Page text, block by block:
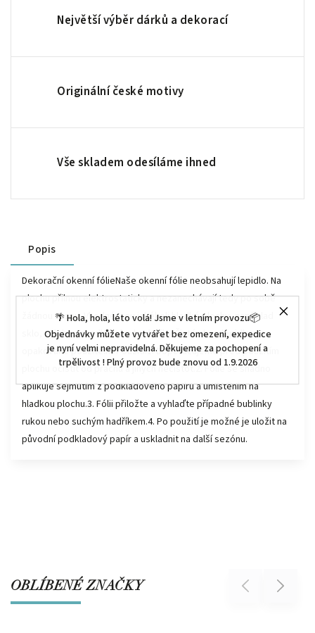
🌴 Hola, hola, léto volá! Jsme v letním provozu📦
Objednávky můžete vytvářet bez omezení, expedice
je nyní velmi nepravidelná. Děkujeme za pochopení a
trpělivost ! Plný provoz bude znovu od 1.9.2026
Největší výběr dárků a dekorací
Originální české motivy
Vše skladem odesíláme ihned
Popis
Dekorační okenní fólieNaše okenní fólie neobsahují lepidlo. Na
plochu přilnou elektrostaticky a nezanechávají tedy po sobě
žádnou stopu. Vhodné jsou jakékoli hladké plochy, například
sklo, výlohy, zrcadla nebo kachličky.Čisté - bez lepidla -
opakovaně použitelnéPoužití:1. Doporučujeme před použitím
plochu očistit od prachu a jiných nečistot.2. Fólie se snadno
aplikuje sejmutím z podkladového papíru a umístěním na
hladkou plochu.3. Fólii přiložte a vyhlaďte případné bublinky
rukou nebo suchým hadříkem.4. Po použití je možné je uložit na
původní podkladový papír a uskladnit na další sezónu.
OBLÍBENÉ ZNAČKY Previous Next